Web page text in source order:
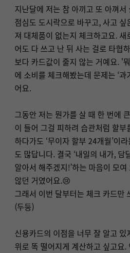
지난달에 저는 참 아끼고 또 아껴서
점심도 도시락으로 바꾸고, 사고 싶
져 대체품이 없는지 체크하고요. 새
어도 다 쓰고 난 뒤 사는 걸로 타협
보다 카드값이 줄지 않는 거예요. '
에 소비를 체크해봤는데 문제는 ‘과
어요.
그동안 저는 뭔가를 살 때 한 번에
이 들어 그걸 피하려 습관처럼 할부
하다가도 ‘무이자 할부 24개월’이
도 많답니다. 결국 ‘내일의 내가, 담
알아서 해주겠지!’하는 마음이 모
않던 거였어요.😢
그래서 이번 달부터는 체크 카드만
(두둥)
신용카드의 이점을 너무 잘 알고
위로 똑 떨어지게 계산하고 싶고요.